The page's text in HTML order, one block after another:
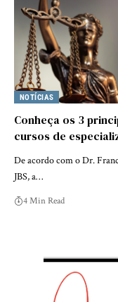
NOTÍCIAS
Conheça os 3
cursos de
De acordo com o Dr.
JBS, a…
4 Min Read